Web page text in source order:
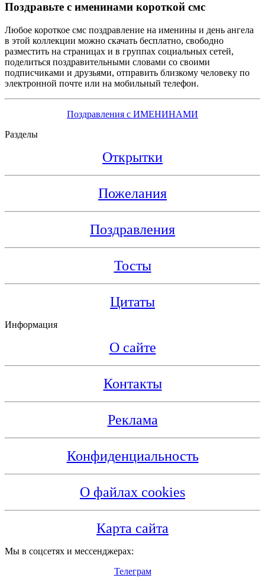
Поздравьте с именинами короткой смс
Любое короткое смс поздравление на именины и день ангела
в этой коллекции можно скачать бесплатно, свободно
разместить на страницах и в группах социальных сетей,
поделиться поздравительными словами со своими
подписчиками и друзьями, отправить близкому человеку по
электронной почте или на мобильный телефон.
Поздравления с ИМЕНИНАМИ
Разделы
Открытки
Пожелания
Поздравления
Тосты
Цитаты
Информация
О сайте
Контакты
Реклама
Конфиденциальность
О файлах cookies
Карта сайта
Мы в соцсетях и мессенджерах:
Телеграм